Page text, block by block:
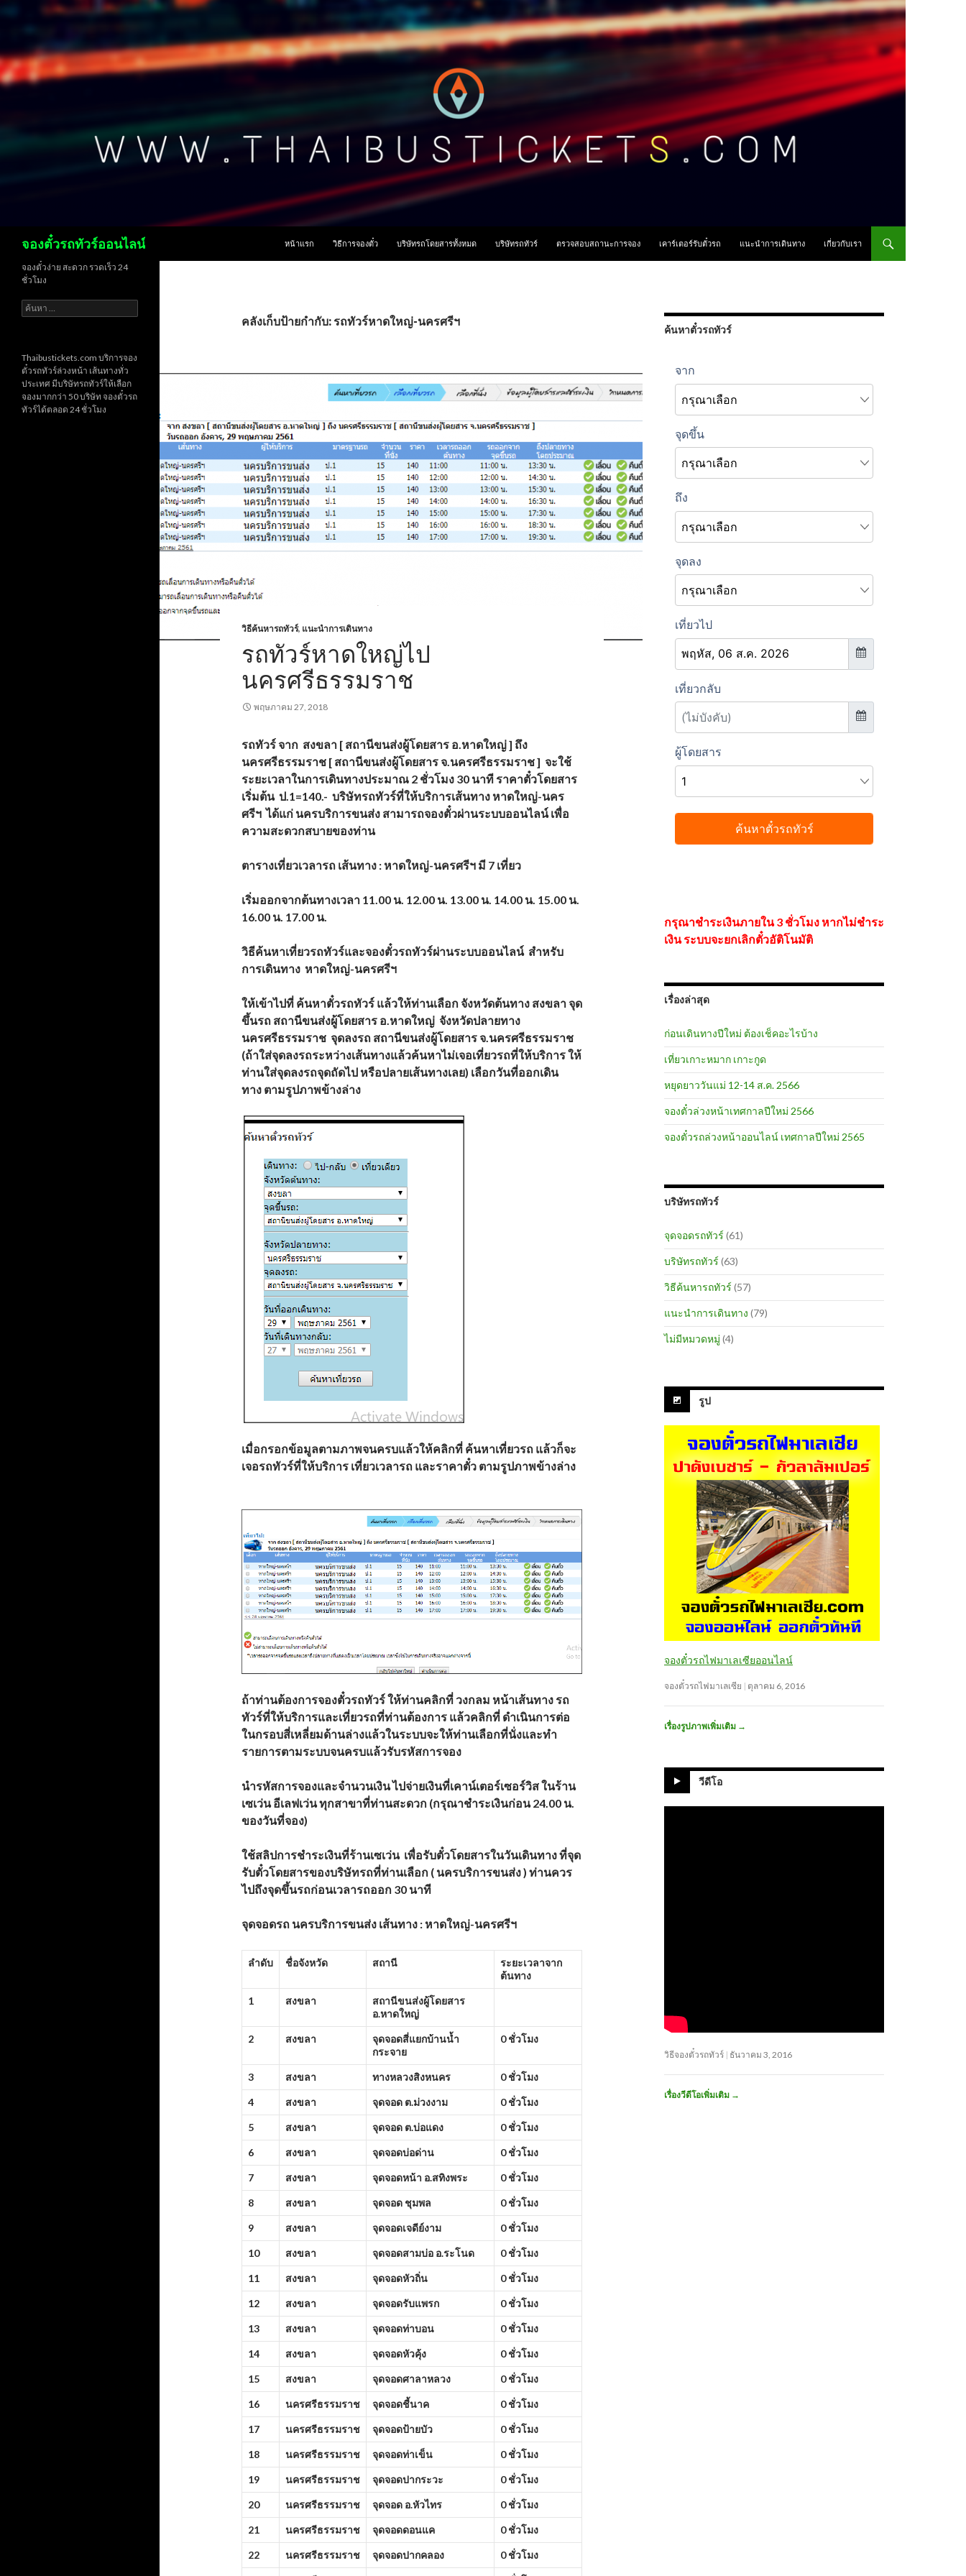
จองตั๋วรถทัวร์ออนไลน์
หน้าแรก
วิธีการจองตั๋ว บริษัทรถโดยสารทั้งหมด บริษัทรถทัวร์ ตรวจสอบสถานะการจอง เคาร์เตอร์รับตั๋วรถ แนะนำการเดินทาง เกี่ยวกับเรา
คลังเก็บป้ายกำกับ: รถทัวร์หาดใหญ่-นครศรีฯ
วิธีค้นหารถทัวร์, แนะนำการเดินทาง
รถทัวร์หาดใหญ่ไป
นครศรีธรรมราช
พฤษภาคม 27, 2018
รถทัวร์จาก สงขลา [ สถานีขนส่งผู้โดยสาร อ.หาดใหญ่ ] ถึง
นครศรีธรรมราช [ สถานีขนส่งผู้โดยสาร จ.นครศรีธรรมราช ] จะใช้
ระยะเวลาในการเดินทางประมาณ 2 ชั่วโมง 30 นาที ราคาตั๋วโดยสาร
เริ่มต้น ป.1=140.- บริษัทรถทัวร์ที่ให้บริการเส้นทาง หาดใหญ่-นคร
ศรีฯ ได้แก่ นครบริการขนส่ง สามารถจองตั๋วผ่านระบบออนไลน์ เพื่อ
ความสะดวกสบายของท่าน
ตารางเที่ยวเวลารถ เส้นทาง : หาดใหญ่-นครศรีฯ มี 7 เที่ยว
เริ่มออกจากต้นทางเวลา 11.00 น. 12.00 น. 13.00 น. 14.00 น. 15.00 น.
16.00 น. 17.00 น.
วิธีค้นหาเที่ยวรถทัวร์และจองตั๋วรถทัวร์ผ่านระบบออนไลน์สำหรับ
การเดินทาง หาดใหญ่-นครศรีฯ
ให้เข้าไปที่ ค้นหาตั๋วรถทัวร์ แล้วให้ท่านเลือก จังหวัดต้นทาง สงขลาจุด
ขึ้นรถ สถานีขนส่งผู้โดยสาร อ.หาดใหญ่ จังหวัดปลายทาง
นครศรีธรรมราช จุดลงรถ สถานีขนส่งผู้โดยสาร จ.นครศรีธรรมราช
(ถ้าใส่จุดลงรถระหว่างเส้นทางแล้วค้นหาไม่เจอเที่ยวรถที่ให้บริการ ให้
ท่านใส่จุดลงรถจุดถัดไป หรือปลายเส้นทางเลย) เลือกวันที่ออกเดิน
ทาง ตามรูปภาพข้างล่าง
เมื่อกรอกข้อมูลตามภาพจนครบแล้วให้คลิกที่ ค้นหาเที่ยวรถ แล้วก็จะ
เจอรถทัวร์ที่ให้บริการ เที่ยวเวลารถ และราคาตั๋ว ตามรูปภาพข้างล่าง
ถ้าท่านต้องการจองตั๋วรถทัวร์ให้ท่านคลิกที่ วงกลม หน้าเส้นทาง รถ
ทัวร์ที่ให้บริการและเที่ยวรถที่ท่านต้องการ แล้วคลิกที่ ดำเนินการต่อ
ในกรอบสี่เหลี่ยมด้านล่างแล้วในระบบจะให้ท่านเลือกที่นั่งและทำ
รายการตามระบบจนครบแล้วรับรหัสการจอง
นำรหัสการจองและจำนวนเงินไปจ่ายเงินที่เคาน์เตอร์เซอร์วิส ในร้าน
เซเว่น อีเลฟเว่น ทุกสาขาที่ท่านสะดวก (กรุณาชำระเงินก่อน 24.00 น.
ของวันที่จอง)
ใช้สลิปการชำระเงินที่ร้านเซเว่นเพื่อรับตั๋วโดยสารในวันเดินทาง ที่จุด
รับตั๋วโดยสารของบริษัทรถที่ท่านเลือก ( นครบริการขนส่ง) ท่านควร
ไปถึงจุดขึ้นรถก่อนเวลารถออก 30 นาที
จุดจอดรถ นครบริการขนส่ง เส้นทาง : หาดใหญ่-นครศรีฯ
ลำดับ ชื่อจังหวัด สถานี
ระยะเวลาจาก
ต้นทาง
1 สงขลา
สถานีขนส่งผู้โดยสาร
อ.หาดใหญ่
2 สงขลา
จุดจอดสี่แยกบ้านน้ำ
กระจาย
0 ชั่วโมง
3 สงขลา ทางหลวงสิงหนคร 0 ชั่วโมง
4 สงขลา จุดจอด ต.ม่วงงาม 0 ชั่วโมง
5 สงขลา จุดจอด ต.บ่อแดง 0 ชั่วโมง
6 สงขลา จุดจอดบ่อด่าน 0 ชั่วโมง
7 สงขลา จุดจอดหน้า อ.สทิงพระ 0 ชั่วโมง
8 สงขลา จุดจอด ชุมพล 0 ชั่วโมง
9 สงขลา จุดจอดเจดีย์งาม 0 ชั่วโมง
10 สงขลา จุดจอดสามบ่อ อ.ระโนด 0 ชั่วโมง
11 สงขลา จุดจอดหัวถิ่น 0 ชั่วโมง
12 สงขลา จุดจอดรับแพรก 0 ชั่วโมง
13 สงขลา จุดจอดท่าบอน 0 ชั่วโมง
14 สงขลา จุดจอดหัวคุ้ง 0 ชั่วโมง
15 สงขลา จุดจอดศาลาหลวง 0 ชั่วโมง
16 นครศรีธรรมราช จุดจอดชี้นาค 0 ชั่วโมง
17 นครศรีธรรมราช จุดจอดป้ายบัว 0 ชั่วโมง
18 นครศรีธรรมราช จุดจอดท่าเข็น 0 ชั่วโมง
19 นครศรีธรรมราช จุดจอดปากระวะ 0 ชั่วโมง
20 นครศรีธรรมราช จุดจอด อ.หัวไทร 0 ชั่วโมง
21 นครศรีธรรมราช จุดจอดดอนแค 0 ชั่วโมง
22 นครศรีธรรมราช จุดจอดปากคลอง 0 ชั่วโมง
ค้นหาตั๋วรถทัวร์
กรุณาชำระเงินภายใน 3 ชั่วโมง หากไม่ชำระ
เงิน ระบบจะยกเลิกตั๋วอัติโนมัติ
เรื่องล่าสุด
ก่อนเดินทางปีใหม่ ต้องเช็คอะไรบ้าง
เที่ยวเกาะหมาก เกาะกูด
หยุดยาววันแม่ 12-14 ส.ค. 2566
จองตั๋วล่วงหน้าเทศกาลปีใหม่ 2566
จองตั๋วรถล่วงหน้าออนไลน์ เทศกาลปีใหม่ 2565
บริษัทรถทัวร์
จุดจอดรถทัวร์ (61)
บริษัทรถทัวร์ (63)
วิธีค้นหารถทัวร์ (57)
แนะนำการเดินทาง (79)
ไม่มีหมวดหมู่ (4)
รูป
จองตั๋วรถไฟมาเลเซียออนไลน์
จองตั๋วรถไฟมาเลเซีย ตุลาคม 6, 2016
เรื่องรูปภาพเพิ่มเติม →
วีดีโอ
วิธีจองตั๋วรถทัวร์ ธันวาคม 3, 2016
เรื่องวีดีโอเพิ่มเติม →
จองตั๋วง่าย สะดวก รวดเร็ว 24
ชั่วโมง
ค้นหา
สำหรับ:
Thaibustickets.com บริการจอง
ตั๋วรถทัวร์ล่วงหน้า เส้นทางทั่ว
ประเทศ มีบริษัทรถทัวร์ให้เลือก
จองมากกว่า 50 บริษัท จองตั๋วรถ
ทัวร์ได้ตลอด 24 ชั่วโมง